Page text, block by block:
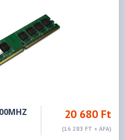
20 680 Ft
(16 283 FT + ÁFA)